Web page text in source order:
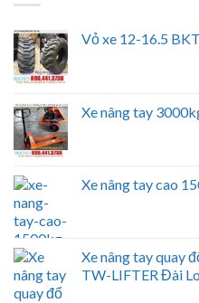
Vỏ xe 12-16.5
Xe nâng tay
Xe nâng tay cao
Xe nâng tay quay
TW-LIFTER Đài